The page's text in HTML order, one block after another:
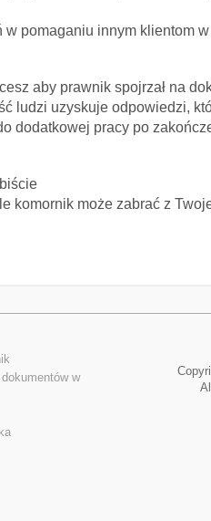
pomaganiu innym klientom
aby prawnik spojrzał na
ludzi uzyskuje odpowiedzi,
dodatkowej pracy po
komornik może zabrać z
w